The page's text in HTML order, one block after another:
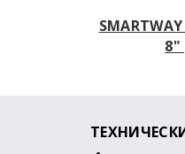
8"